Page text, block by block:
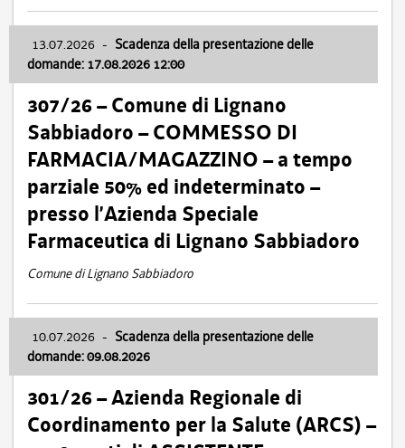
13.07.2026 - Scadenza della presentazione delle
domande: 17.08.2026 12:00
307/26 – Comune di Lignano
Sabbiadoro – COMMESSO DI
FARMACIA/MAGAZZINO – a tempo
parziale 50% ed indeterminato –
presso l’Azienda Speciale
Farmaceutica di Lignano Sabbiadoro
Comune di Lignano Sabbiadoro
10.07.2026 - Scadenza della presentazione delle
domande: 09.08.2026
301/26 – Azienda Regionale di
Coordinamento per la Salute (ARCS) –